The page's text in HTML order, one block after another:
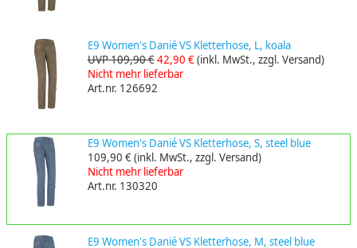
E9 Women's Danié VS Kletterhose, L, koala
UVP 109,90 €42,90 €(inkl. MwSt., zzgl. Versand)
Nicht mehr lieferbar
Art.nr. 126692
E9 Women's Danié VS Kletterhose, S, steel blue
109,90 €(inkl. MwSt., zzgl. Versand)
Nicht mehr lieferbar
Art.nr. 130320
E9 Women's Danié VS Kletterhose, M, steel blue